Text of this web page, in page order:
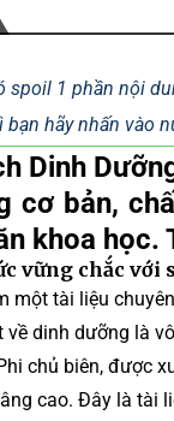
spoil 1 phần nội
hãy nhấn vào
Dinh
cơ bản,
khoa học.
vững chắc với
một tài liệu
về dinh dưỡng là
chủ biên, được
cao. Đây là tài